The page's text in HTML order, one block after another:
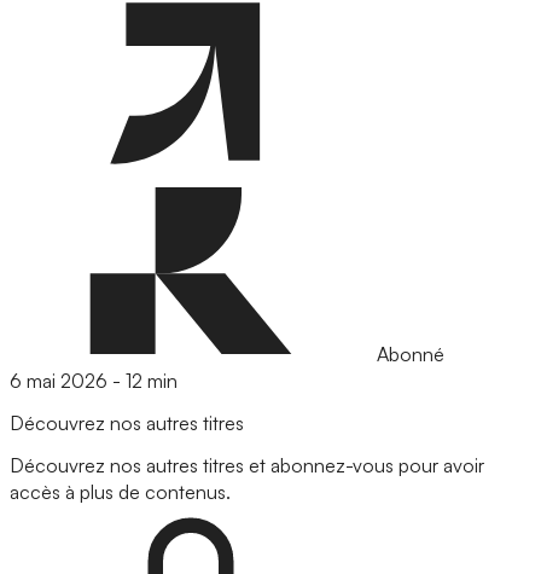
Abonné
6 mai 2026 - 12 min
Découvrez nos autres titres
Découvrez nos autres titres et abonnez-vous pour avoir
accès à plus de contenus.